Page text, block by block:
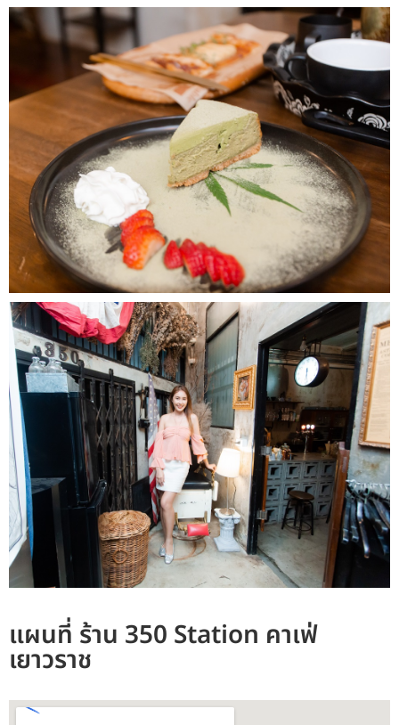
แผนที่ ร้าน 350 Station คาเฟ่
เยาวราช